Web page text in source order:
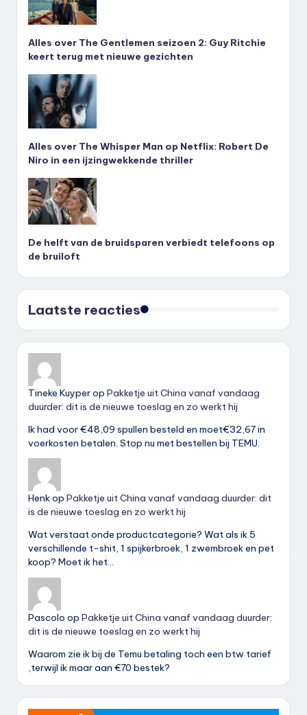
Alles over The Gentlemen seizoen 2: Guy Ritchie
keert terug met nieuwe gezichten
Alles over The Whisper Man op Netflix: Robert De
Niro in een ijzingwekkende thriller
De helft van de bruidsparen verbiedt telefoons op
de bruiloft
Laatste reacties
Tineke Kuyperop Pakketje uit China vanaf vandaag
duurder: dit is de nieuwe toeslag en zo werkt hij
Ik had voor €48,09 spullen besteld en moet€32,67 in
voerkosten betalen. Stop nu met bestellen bij TEMU.
Henkop Pakketje uit China vanaf vandaag duurder: dit
is de nieuwe toeslag en zo werkt hij
Wat verstaat onde productcategorie? Wat als ik 5
verschillende t-shit, 1 spijkerbroek, 1 zwembroek en pet
koop? Moet ik het…
Pascolo op Pakketje uit China vanaf vandaag duurder:
dit is de nieuwe toeslag en zo werkt hij
Waarom zie ik bij de Temu betaling toch een btw tarief
,terwijl ik maar aan €70 bestek?